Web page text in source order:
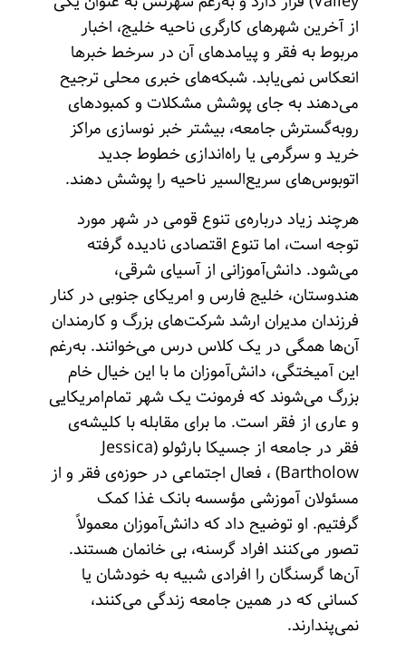
از آخرین شهرهای کارگری ناحیه خلیج، اخبار
مربوط به فقر و پیامدهای آن در سرخط خبرها
انعکاس نمی‌یابد. شبکه‌های خبری محلی ترجیح
می‌دهند به جای پوشش مشکلات و کمبودهای
روبه‌گسترش جامعه، بیشتر خبر نوسازی مراکز
خرید و سرگرمی یا راه‌اندازی خطوط جدید
اتوبوس‌های سریع‌السیر ناحیه را پوشش دهند.
هرچند زیاد درباره‌ی تنوع قومی در شهر مورد
توجه است، اما تنوع اقتصادی نادیده گرفته
می‌شود. دانش‌آموزانی از آسیای شرقی،
هندوستان، خلیج فارس و امریکای جنوبی در کنار
فرزندان مدیران ارشد شرکت‌های بزرگ و کارمندان
آن‌ها همگی در یک کلاس درس می‌خوانند. به‌رغم
این آمیختگی، ‌دانش‌آموزان ما با این خیال خام
بزرگ می‌شوند که فرمونت یک شهر تمام‌امریکایی
و عاری از فقر است. ما برای مقابله با کلیشه‌ی
فقر در جامعه از جسیکا بارثولو (Jessica
Bartholow) ، فعال اجتماعی در حوزه‌ی فقر و از
مسئولان آموزشی مؤسسه بانک غذا کمک
گرفتیم. او توضیح داد که ‌دانش‌آموزان معمولاً
تصور می‌کنند افراد گرسنه، بی خانمان هستند.
آن‌ها گرسنگان را افرادی شبیه به خودشان یا
کسانی که در همین جامعه زندگی می‌کنند،
نمی‌پندارند.